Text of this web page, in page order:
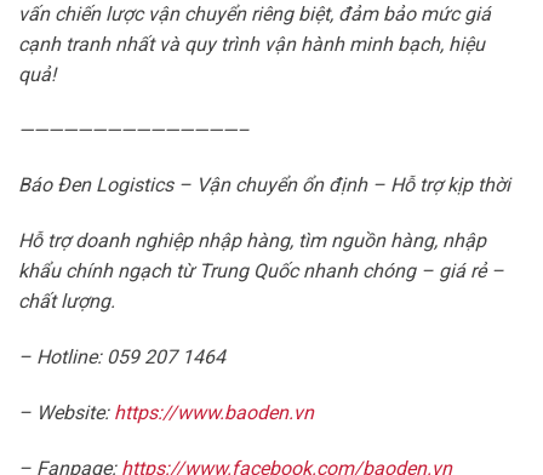
vấn chiến lược vận chuyển riêng biệt, đảm bảo mức giá
cạnh tranh nhất và quy trình vận hành minh bạch, hiệu
quả!
———————————————–
Báo Đen Logistics – Vận chuyển ổn định – Hỗ trợ kịp thời
Hỗ trợ doanh nghiệp nhập hàng, tìm nguồn hàng, nhập
khẩu chính ngạch từ Trung Quốc nhanh chóng – giá rẻ –
chất lượng.
– Hotline: 059 207 1464
– Website: https://www.baoden.vn
– Fanpage: https://www.facebook.com/baoden.vn